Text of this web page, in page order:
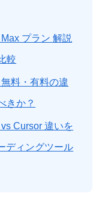
プラン 解説
較
料・有料の違
きか？
Cursor 違いを
ディングツール